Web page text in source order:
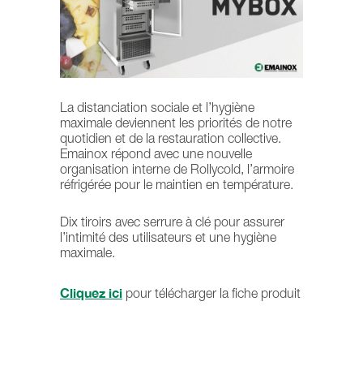
La distanciation sociale et l’hygiène
maximale deviennent les priorités de notre
quotidien et de la restauration collective.
Emainox répond avec une nouvelle
organisation interne de Rollycold, l’armoire
réfrigérée pour le maintien en température.
Dix tiroirs avec serrure à clé pour assurer
l’intimité des utilisateurs et une hygiène
maximale.
Cliquez ici pour télécharger la fiche produit